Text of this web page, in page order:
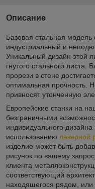
Описание
Базовая стальная
индустриальный и
Уникальный дизайн этой
гнутого стального
прорези в стене
оптимальная прочность.
привносят утонченную
Европейские станки на
безграничными
индивидуального
использованию лазерной
изделие может быть
рисунок по вашему
клиента
соответствующий
находящегося рядом,